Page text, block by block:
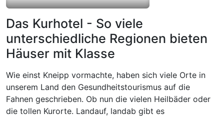
Das Kurhotel - So viele
unterschiedliche Regionen bieten
Häuser mit Klasse
Wie einst Kneipp vormachte, haben sich viele Orte in
unserem Land den Gesundheitstourismus auf die
Fahnen geschrieben. Ob nun die vielen Heilbäder oder
die tollen Kurorte. Landauf, landab gibt es